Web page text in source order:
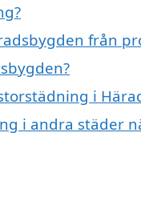
från
i
i andra städer